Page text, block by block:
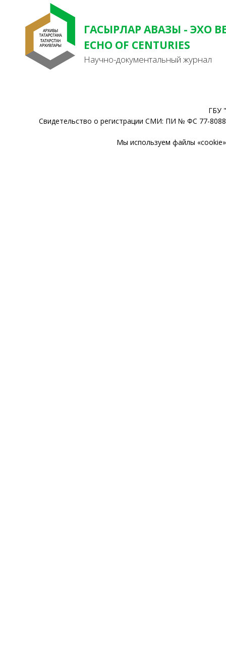
ГАСЫРЛАР АВАЗЫ - ЭХО
ECHO OF CENTURIES
Научно-документальный журнал
ГБУ
Свидетельство о регистрации СМИ: ПИ № ФС 77-
Мы используем файлы «cookie»